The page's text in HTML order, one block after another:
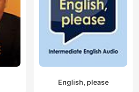
English, please